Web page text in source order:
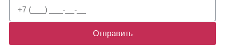
Отправить